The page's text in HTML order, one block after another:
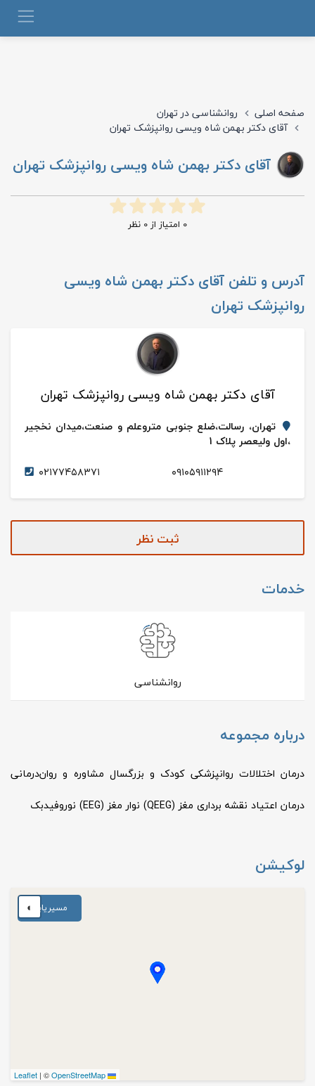
صفحه اصلی
روانشناسی در تهران
آقای دکتر بهمن شاه ویسی روانپزشک تهران
آقای دکتر بهمن شاه ویسی روانپزشک تهران
0 امتیاز از 0 نظر
آدرس و تلفن آقای دکتر بهمن شاه ویسی
روانپزشک تهران
آقای دکتر بهمن شاه ویسی روانپزشک تهران
تهران، رسالت،ضلع جنوبی متروعلم و صنعت،میدان نخجیر
،اول ولیعصر پلاک 1
۰۲۱۷۷۴۵۸۳۷۱
۰۹۱۰۵۹۱۱۲۹۴
ثبت نظر
خدمات
روانشناسی
درباره مجموعه
درمان اختلالات روانپزشکی کودک و بزرگسال مشاوره و روان‌درمانی
درمان اعتیاد نقشه برداری مغز (QEEG) نوار مغز (EEG) نوروفيدبک
لوکیشن
مسیریابی ◐
| ©OpenStreetMap